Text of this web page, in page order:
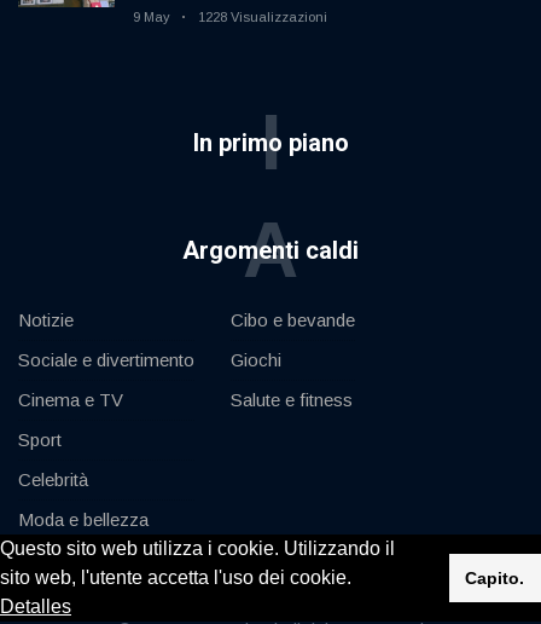
Questo sito web utilizza i cookie. Utilizzando il
sito web, l'utente accetta l'uso dei cookie.
Detalles
Capito.
9 May 1228 Visualizzazioni
In primo piano
I
Argomenti caldi
A
Notizie
Sociale e divertimento
Cinema e TV
Sport
Celebrità
Moda e bellezza
Auto e motore
Cibo e bevande
Giochi
Salute e fitness